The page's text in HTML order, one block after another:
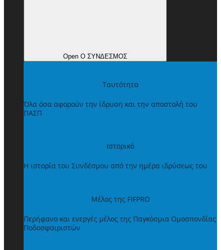
Open Ο ΣΥΝΔΕΣΜΟΣ
Ταυτότητα
Όλα όσα αφορούν την ίδρυση και την αποστολή του
ΠΑΣΠ
Ιστορικό
Η ιστορία του Συνδέσμου από την ημέρα ιδρύσεως του
Μέλος της FIFPRO
Περήφανο και ενεργές μέλος της Παγκόσμια Ομοσπονδίας
Ποδοσφαιριστών